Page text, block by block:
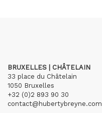
BRUXELLES | CHÂTELAIN
33 place du Châtelain
1050 Bruxelles
+32 (0)2 893 90 30
contact@hubertybreyne.com